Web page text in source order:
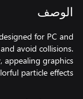
الوصف
for PC and
avoid collisions.
appealing graphics
particle effects.